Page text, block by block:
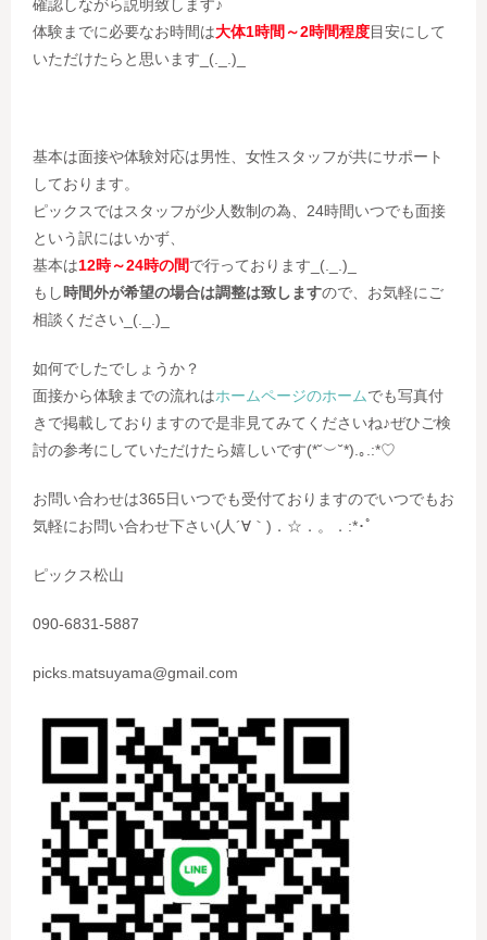
確認しながら説明致します♪
体験までに必要なお時間は大体1時間～2時間程度目安にして
いただけたらと思います_(._.)_
基本は面接や体験対応は男性、女性スタッフが共にサポート
しております。
ピックスではスタッフが少人数制の為、24時間いつでも面接
という訳にはいかず、
基本は12時～24時の間で行っております_(._.)_
もし時間外が希望の場合は調整は致しますので、お気軽にご
相談ください_(._.)_
如何でしたでしょうか？
面接から体験までの流れはホームページのホームでも写真付
きで掲載しておりますので是非見てみてくださいね♪ぜひご検
討の参考にしていただけたら嬉しいです(*˘︶˘*).｡.:*♡
お問い合わせは365日いつでも受付ておりますのでいつでもお
気軽にお問い合わせ下さい(人´∀｀)．☆．。．:*･ﾟ
ピックス松山
090-6831-5887
picks.matsuyama@gmail.com